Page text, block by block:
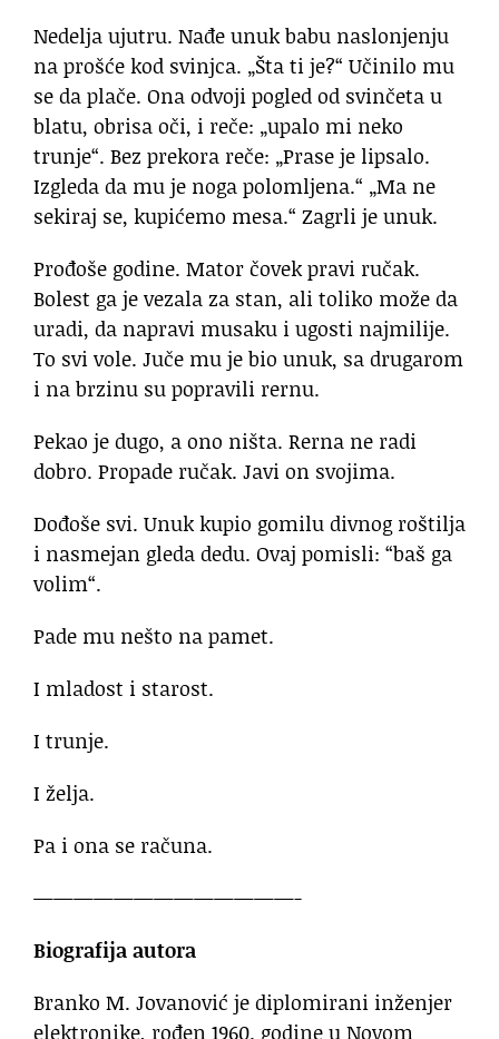
Nedelja ujutru. Nađe unuk babu naslonjenju
na prošće kod svinjca. „Šta ti je?“ Učinilo mu
se da plače. Ona odvoji pogled od svinčeta u
blatu, obrisa oči, i reče: „upalo mi neko
trunje“. Bez prekora reče: „Prase je lipsalo.
Izgleda da mu je noga polomljena.“ „Ma ne
sekiraj se, kupićemo mesa.“ Zagrli je unuk.
Prođoše godine. Mator čovek pravi ručak.
Bolest ga je vezala za stan, ali toliko može da
uradi, da napravi musaku i ugosti najmilije.
To svi vole. Juče mu je bio unuk, sa drugarom
i na brzinu su popravili rernu.
Pekao je dugo, a ono ništa. Rerna ne radi
dobro. Propade ručak. Javi on svojima.
Dođoše svi. Unuk kupio gomilu divnog roštilja
i nasmejan gleda dedu. Ovaj pomisli: “baš ga
volim“.
Pade mu nešto na pamet.
I mladost i starost.
I trunje.
I želja.
Pa i ona se računa.
—————————————-
Biografija autora
Branko M. Jovanović je diplomirani inženjer
elektronike, rođen 1960. godine u Novom